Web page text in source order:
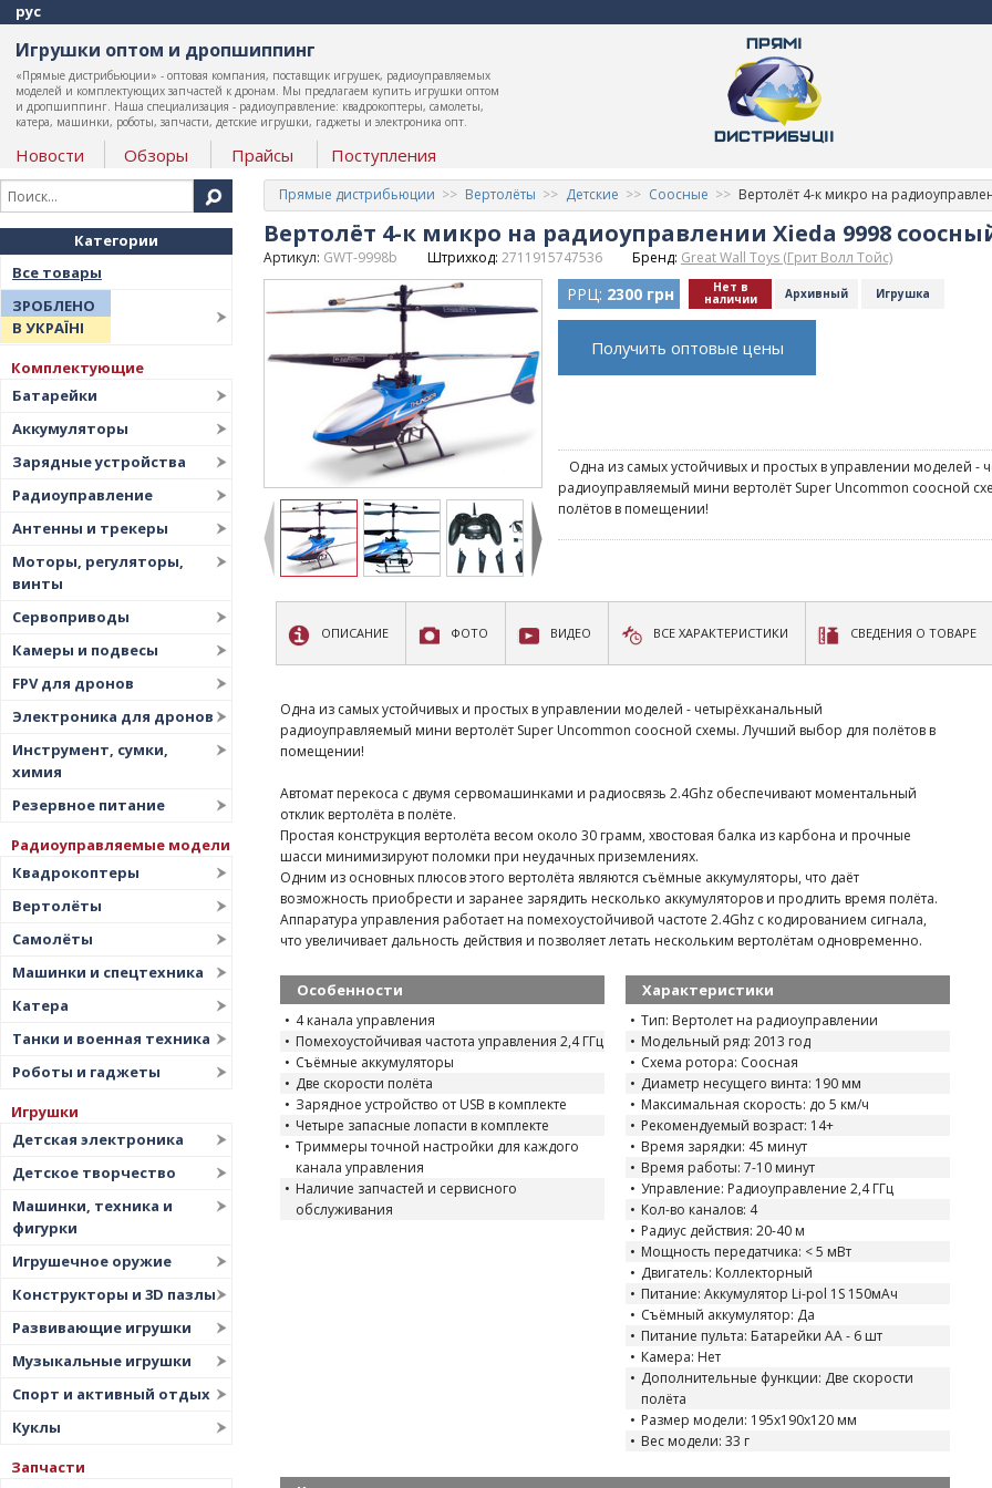
рус
Игрушки оптом и дропшиппинг
«Прямые дистрибьюции» - оптовая компания, поставщик игрушек, радиоуправляемых
моделей и комплектующих запчастей к дронам. Мы предлагаем купить игрушки оптом
и дропшиппинг. Наша специализация - радиоуправление: квадрокоптеры, самолеты,
катера, машинки, роботы, запчасти, детские игрушки, гаджеты и электроника опт.
Новости Обзоры Прайсы Поступления
Категории
Все товары
ЗРОБЛЕНО
В УКРАЇНІ
Комплектующие
Батарейки
Аккумуляторы
Зарядные устройства
Радиоуправление
Антенны и трекеры
Моторы, регуляторы,
винты
Сервоприводы
Камеры и подвесы
FPV для дронов
Электроника для дронов
Инструмент, сумки,
химия
Резервное питание
Радиоуправляемые модели
Квадрокоптеры
Вертолёты
Самолёты
Машинки и спецтехника
Катера
Танки и военная техника
Роботы и гаджеты
Игрушки
Детская электроника
Детское творчество
Машинки, техника и
фигурки
Игрушечное оружие
Конструкторы и 3D пазлы
Развивающие игрушки
Музыкальные игрушки
Спорт и активный отдых
Куклы
Запчасти
Прямые дистрибьюции Вертолёты Детские Соосные Вертолёт 4-к микро на
Вертолёт 4-к микро на радиоуправлении Xieda 9998
Артикул: GWT-9998b Штрихкод: 2711915747536 Бренд: Great Wall Toys (Грит Волл Тойс)
РРЦ: 2300 грн Нет в
наличии Архивный Игрушка
Получить оптовые цены
Одна из самых устойчивых и простых в управлении моделей -
радиоуправляемый мини вертолёт Super Uncommon соосной
полётов в помещении!
ОПИСАНИЕ ФОТО ВИДЕО ВСЕ ХАРАКТЕРИСТИКИ СВЕДЕНИЯ О ТОВАРЕ
Одна из самых устойчивых и простых в управлении моделей - четырёхканальный
радиоуправляемый мини вертолёт Super Uncommon соосной схемы. Лучший выбор для полётов в
помещении!
Автомат перекоса с двумя сервомашинками и радиосвязь 2.4Ghz обеспечивают моментальный
отклик вертолёта в полёте.
Простая конструкция вертолёта весом около 30 грамм, хвостовая балка из карбона и прочные
шасси минимизируют поломки при неудачных приземлениях.
Одним из основных плюсов этого вертолёта являются съёмные аккумуляторы, что даёт
возможность приобрести и заранее зарядить несколько аккумуляторов и продлить время полёта.
Аппаратура управления работает на помехоустойчивой частоте 2.4Ghz с кодированием сигнала,
что увеличивает дальность действия и позволяет летать нескольким вертолётам одновременно.
Особенности
4 канала управления
Помехоустойчивая частота управления 2,4 ГГц
Съёмные аккумуляторы
Две скорости полёта
Зарядное устройство от USB в комплекте
Четыре запасные лопасти в комплекте
Триммеры точной настройки для каждого
канала управления
Наличие запчастей и сервисного
обслуживания
Характеристики
Тип: Вертолет на радиоуправлении
Модельный ряд: 2013 год
Схема ротора: Соосная
Диаметр несущего винта: 190 мм
Максимальная скорость: до 5 км/ч
Рекомендуемый возраст: 14+
Время зарядки: 45 минут
Время работы: 7-10 минут
Управление: Радиоуправление 2,4 ГГц
Кол-во каналов: 4
Радиус действия: 20-40 м
Мощность передатчика: < 5 мВт
Двигатель: Коллекторный
Питание: Аккумулятор Li-pol 1S 150мАч
Съёмный аккумулятор: Да
Питание пульта: Батарейки АА - 6 шт
Камера: Нет
Дополнительные функции: Две скорости
полёта
Размер модели: 195х190х120 мм
Вес модели: 33 г